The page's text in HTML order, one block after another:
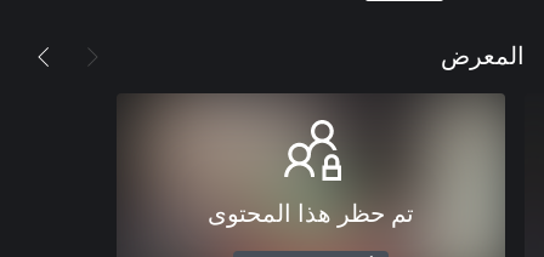
المعرض
تم حظر هذا المحتوى